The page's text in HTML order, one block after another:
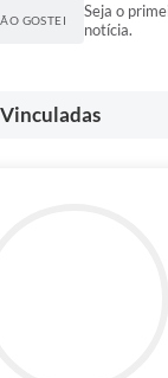
GOSTEI
Seja o
notícia.